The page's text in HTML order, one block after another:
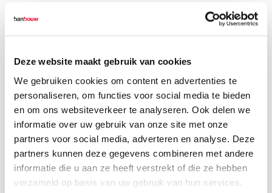
Deze website maakt gebruik van cookies
We gebruiken cookies om content en advertenties te
personaliseren, om functies voor social media te bieden
en om ons websiteverkeer te analyseren. Ook delen we
informatie over uw gebruik van onze site met onze
partners voor social media, adverteren en analyse. Deze
partners kunnen deze gegevens combineren met andere
informatie die u aan ze heeft verstrekt of die ze hebben
verzameld op basis van uw gebruik van hun services.